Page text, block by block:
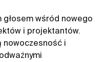
wśród nowego
i projektantów.
nowoczesność i